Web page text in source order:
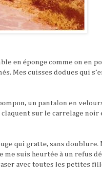
en éponge comme on en
Mes cuisses dodues qui
un pantalon en
sur le carrelage noir
qui gratte, sans doublure.
me suis heurtée à un refus
avec toutes les petites